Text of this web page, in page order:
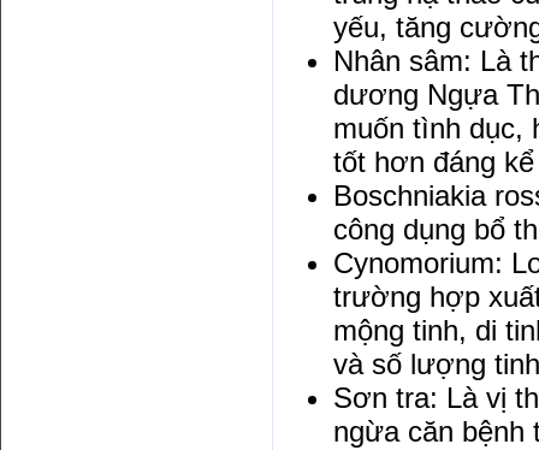
yếu, tăng
Nhân sâm: Là
dương Ngựa
muốn tình dục,
tốt hơn đáng
Boschniakia
công dụng bổ
Cynomorium:
trường hợp
mộng tinh, di
và số lượng
Sơn tra: Là vị
ngừa căn